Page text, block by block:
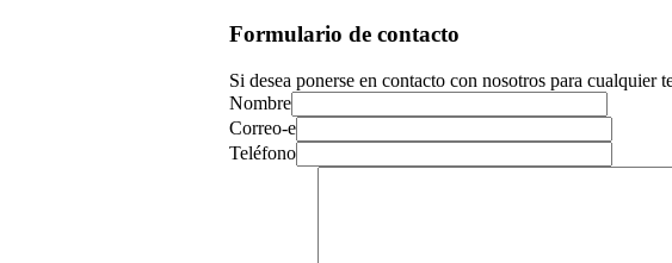
Formulario de contacto
Si desea ponerse en contacto con nosotros para cualquier
Nombre
Correo-e
Teléfono